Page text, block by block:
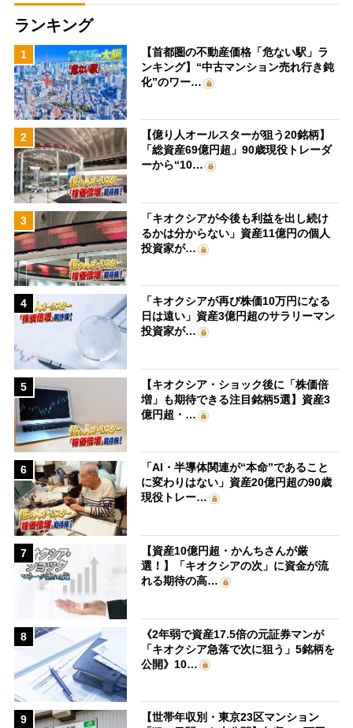
ランキング
1
【首都圏の不動産価格「危ない駅」ラ
ンキング】“中古マンション売れ行き鈍
化”のワー…
2
【億り人オールスターが狙う20銘柄】
「総資産69億円超」90歳現役トレーダ
ーから“10…
3
「キオクシアが今後も利益を出し続け
るかは分からない」資産11億円の個人
投資家が…
4
「キオクシアが再び株価10万円になる
日は遠い」資産3億円超のサラリーマン
投資家が…
5
【キオクシア・ショック後に「株価倍
増」も期待できる注目銘柄5選】資産3
億円超・…
6
「AI・半導体関連が“本命”であること
に変わりはない」資産20億円超の90歳
現役トレー…
7
【資産10億円超・かんちさんが厳
選！】「キオクシアの次」に資金が流
れる期待の高…
8
《2年弱で資産17.5倍の元証券マンが
「キオクシア急落で次に狙う」5銘柄を
公開》10…
9
【世帯年収別・東京23区マンション